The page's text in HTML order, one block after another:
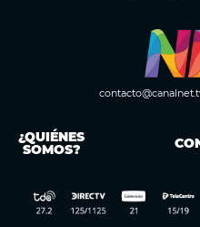
¿QUIÉNES
SOMOS?